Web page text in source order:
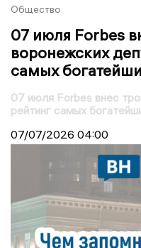
Общество
07 июля Forbes
воронежских
самых
07 июля Forbes внес
рейтинг самых
07/07/2026 04:00